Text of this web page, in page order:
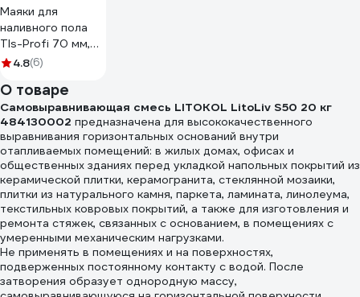
Маяки для
наливного пола
Tls-Profi 70 мм,
20 штук
4.8(6)
О товаре
Самовыравнивающая смесь LITOKOL LitoLiv S50 20 кг
484130002 предназначена для высококачественного
выравнивания горизонтальных оснований внутри
отапливаемых помещений: в жилых домах, офисах и
общественных зданиях перед укладкой напольных покрытий из
керамической плитки, керамогранита, стеклянной мозаики,
плитки из натурального камня, паркета, ламината, линолеума,
текстильных ковровых покрытий, а также для изготовления и
ремонта стяжек, связанных с основанием, в помещениях с
умеренными механическим нагрузками.
Не применять в помещениях и на поверхностях,
подверженных постоянному контакту с водой. После
затворения образует однородную массу,